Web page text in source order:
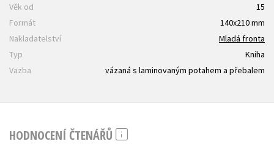
Věk od
15
Formát
140x210 mm
Nakladatelství
Mladá fronta
Typ
Kniha
Vazba
vázaná s laminovaným potahem a přebalem
HODNOCENÍ ČTENÁŘŮ